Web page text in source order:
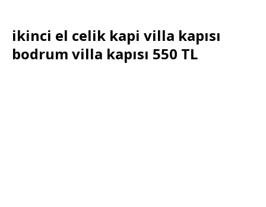
ikinci el celik kapi villa kapısı
bodrum villa kapısı 550 TL